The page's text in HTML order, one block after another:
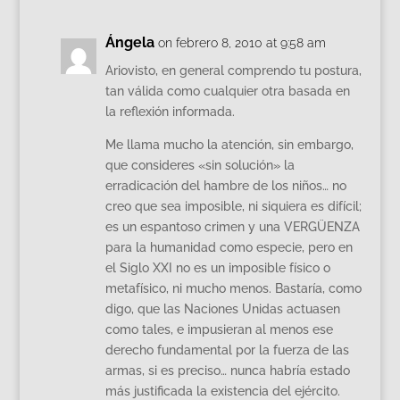
Ángela on febrero 8, 2010 at 9:58 am
Ariovisto, en general comprendo tu postura,
tan válida como cualquier otra basada en
la reflexión informada.
Me llama mucho la atención, sin embargo,
que consideres «sin solución» la
erradicación del hambre de los niños… no
creo que sea imposible, ni siquiera es difícil;
es un espantoso crimen y una VERGÜENZA
para la humanidad como especie, pero en
el Siglo XXI no es un imposible físico o
metafísico, ni mucho menos. Bastaría, como
digo, que las Naciones Unidas actuasen
como tales, e impusieran al menos ese
derecho fundamental por la fuerza de las
armas, si es preciso… nunca habría estado
más justificada la existencia del ejército.